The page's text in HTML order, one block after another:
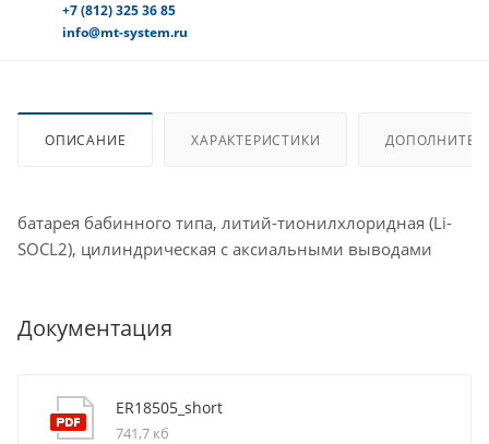
+7 (812) 325 36 85
info@mt-system.ru
ОПИСАНИЕ ХАРАКТЕРИСТИКИ
батарея бабинного типа, литий-тионилхлоридная (Li-
SOCL2), цилиндрическая с аксиальными выводами
Документация
ER18505_short
741,7 кб